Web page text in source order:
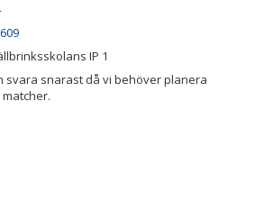
IP 1
svara snarast då vi behöver planera